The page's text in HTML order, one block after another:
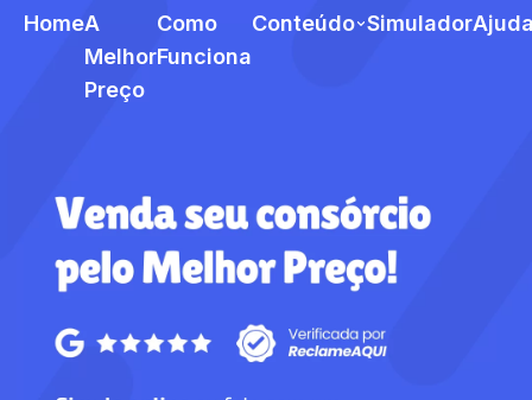
HomeA
Melhor
Preço
Como
Funciona
Conteúdo Simulador